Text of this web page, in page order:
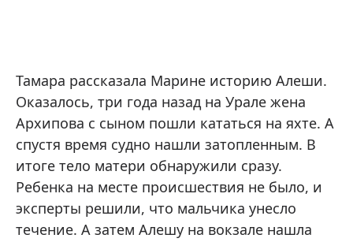
Тамара рассказала Марине историю Алеши.
Оказалось, три года назад на Урале жена
Архипова с сыном пошли кататься на яхте. А
спустя время судно нашли затопленным. В
итоге тело матери обнаружили сразу.
Ребенка на месте происшествия не было, и
эксперты решили, что мальчика унесло
течение. А затем Алешу на вокзале нашла